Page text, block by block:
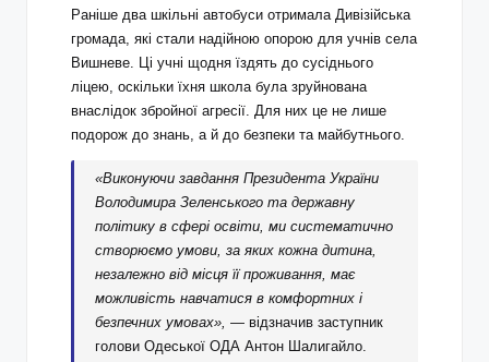
Раніше два шкільні автобуси отримала Дивізійська
громада, які стали надійною опорою для учнів села
Вишневе. Ці учні щодня їздять до сусіднього
ліцею, оскільки їхня школа була зруйнована
внаслідок збройної агресії. Для них це не лише
подорож до знань, а й до безпеки та майбутнього.
«Виконуючи завдання Президента України
Володимира Зеленського та державну
політику в сфері освіти, ми систематично
створюємо умови, за яких кожна дитина,
незалежно від місця її проживання, має
можливість навчатися в комфортних і
безпечних умовах», — відзначив заступник
голови Одеської ОДА Антон Шалигайло.